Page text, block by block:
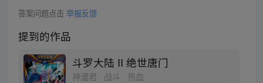
答案问题点击 举报反馈
提到的作品
斗罗大陆 II 绝世唐门
神漫君 · 战斗 · 热血